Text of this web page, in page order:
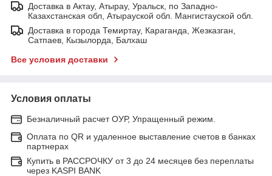
Доставка в Актау, Атырау, Уральск, по Западно-
Казахстанская обл, Атырауской обл. Мангистауской обл.
Доставка в города Темиртау, Караганда, Жезказган,
Сатпаев, Кызылорда, Балхаш
Все условия доставки
Условия оплаты
Безналичный расчет ОУР, Упращенный режим.
Оплата по QR и удаленное выставление счетов в банках
партнерах
Купить в РАССРОЧКУ от 3 до 24 месяцев без переплаты
через KASPI BANK